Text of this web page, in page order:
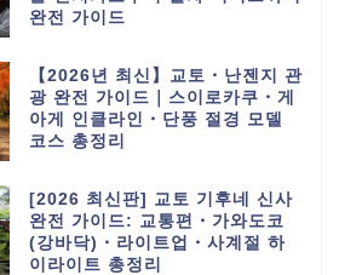
완전 가이드
【2026년 최신】교토・난젠지 관
광 완전 가이드｜스이로카쿠・게
아게 인클라인・단풍 절경 모델
코스 총정리
[2026 최신판] 교토 기후네 신사
완전 가이드: 교통편・가와도코
(강바닥)・라이트업・사계절 하
이라이트 총정리